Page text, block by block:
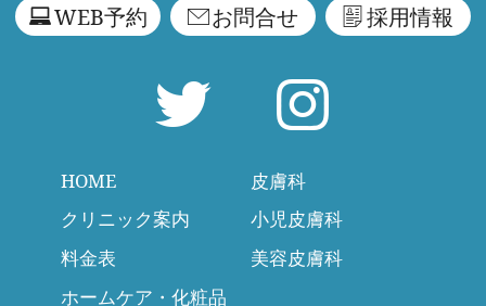
WEB予約 お問合せ 採用情報
HOME
クリニック案内
料金表
ホームケア・化粧品
皮膚科
小児皮膚科
美容皮膚科